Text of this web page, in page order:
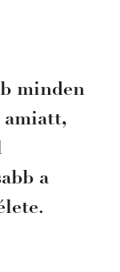
minden
amiatt,
a